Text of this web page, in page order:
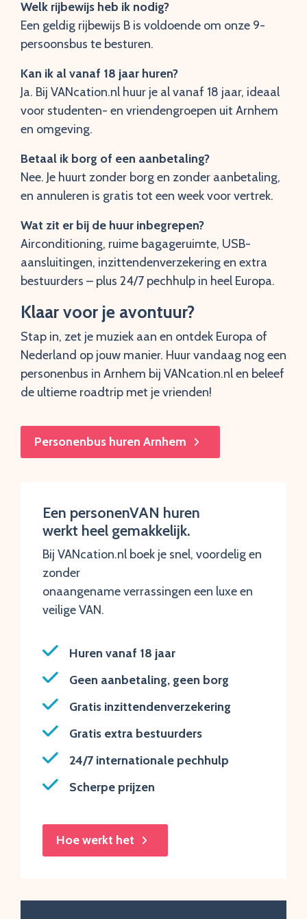
Welk rijbewijs heb ik nodig?
Een geldig rijbewijs B is voldoende om onze 9-
persoonsbus te besturen.
Kan ik al vanaf 18 jaar huren?
Ja. Bij VANcation.nl huur je al vanaf 18 jaar, ideaal
voor studenten- en vriendengroepen uit Arnhem
en omgeving.
Betaal ik borg of een aanbetaling?
Nee. Je huurt zonder borg en zonder aanbetaling,
en annuleren is gratis tot een week voor vertrek.
Wat zit er bij de huur inbegrepen?
Airconditioning, ruime bagageruimte, USB-
aansluitingen, inzittendenverzekering en extra
bestuurders – plus 24/7 pechhulp in heel Europa.
Klaar voor je avontuur?
Stap in, zet je muziek aan en ontdek Europa of
Nederland op jouw manier. Huur vandaag nog een
personenbus in Arnhem bij VANcation.nl en beleef
de ultieme roadtrip met je vrienden!
Personenbus huren Arnhem
Een personenVAN huren
werkt heel gemakkelijk.
Bij VANcation.nl boek je snel, voordelig en
zonder
onaangename verrassingen een luxe en
veilige VAN.
Huren vanaf 18 jaar
Geen aanbetaling, geen borg
Gratis inzittendenverzekering
Gratis extra bestuurders
24/7 internationale pechhulp
Scherpe prijzen
Hoe werkt het